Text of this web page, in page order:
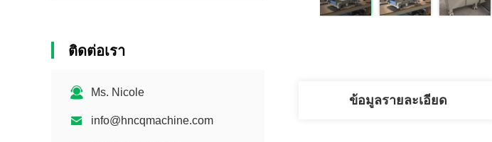
ติดต่อเรา
Ms. Nicole
info@hncqmachine.com
ข้อมูลรายละเอียด